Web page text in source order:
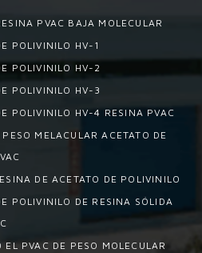
PVAC BAJA MOLECULAR
POLIVINILO HV-1
POLIVINILO HV-2
POLIVINILO HV-3
POLIVINILO HV-4 RESINA PVAC
MELACULAR ACETATO DE
DE ACETATO DE POLIVINILO
POLIVINILO DE RESINA SÓLIDA
PVAC DE PESO MOLECULAR